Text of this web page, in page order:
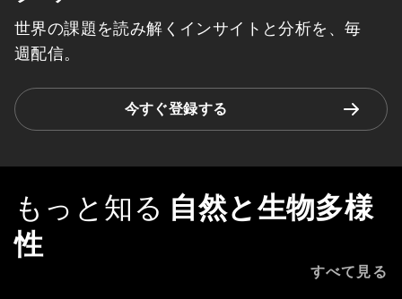
世界の課題を読み解くインサイトと分析を、毎
週配信。
今すぐ登録する
もっと知る 自然と生物多様
性
すべて見る